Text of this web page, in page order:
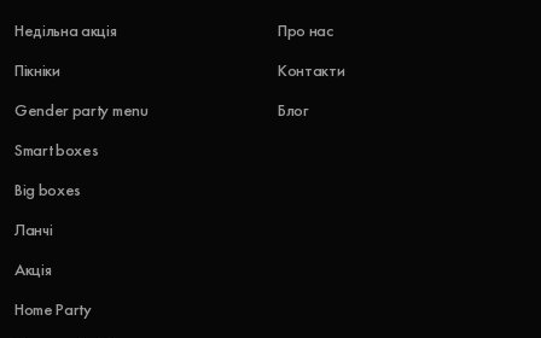
Недільна акція
Пікніки
Gender party menu
Smart boxes
Big boxes
Ланчі
Акція
Home Party
Про нас
Контакти
Блог